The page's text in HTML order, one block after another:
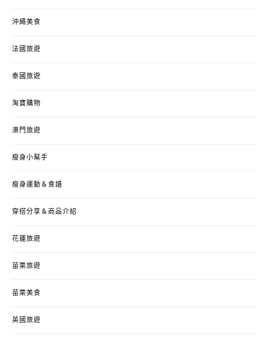
沖繩美食
法國旅遊
泰國旅遊
淘寶購物
澳門旅遊
瘦身小幫手
瘦身運動＆食譜
穿搭分享＆商品介紹
花蓮旅遊
苗栗旅遊
苗栗美食
英國旅遊